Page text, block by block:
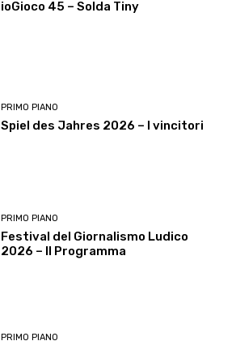
ioGioco 45 – Solda Tiny
PRIMO PIANO
Spiel des Jahres 2026 – I vincitori
PRIMO PIANO
Festival del Giornalismo Ludico
2026 – Il Programma
PRIMO PIANO